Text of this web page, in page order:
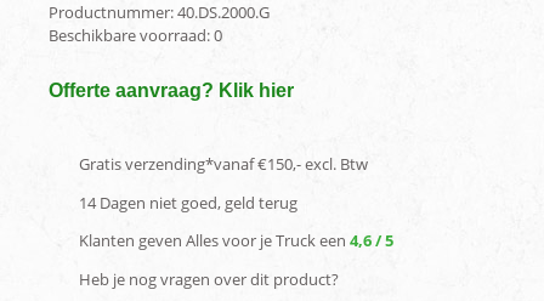
Productnummer:40.DS.2000.G
Beschikbare voorraad:0
Offerte aanvraag? Klik hier
Gratis verzending*vanaf €150,- excl. Btw
14 Dagen niet goed, geld terug
Klanten geven Alles voor je Truck een 4,6 / 5
Heb je nog vragen over dit product?